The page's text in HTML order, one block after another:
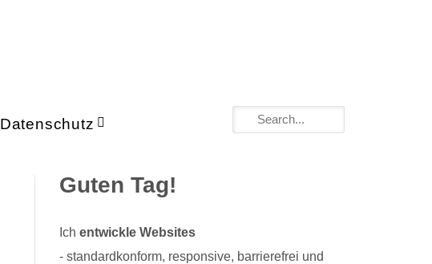
Datenschutz
Guten Tag!
Ich entwickle Websites
- standardkonform, responsive, barrierefrei und